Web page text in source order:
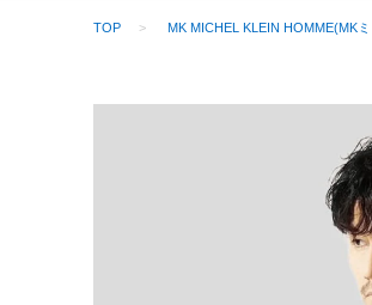
TOP MK MICHEL KLEIN HOMME(MK